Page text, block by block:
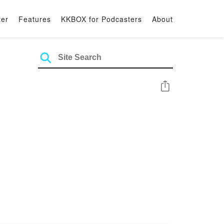
Features KKBOX for Podcasters About
Share